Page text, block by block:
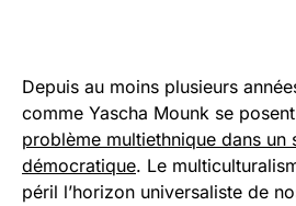
Depuis au moins plusieurs
comme Yascha Mounk se
problème multiethnique dans un
démocratique. Le
péril l’horizon universaliste de